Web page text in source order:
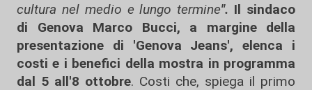
cultura nel medio e lungo termine". Il sindaco
di Genova Marco Bucci, a margine della
presentazione di 'Genova Jeans', elenca i
costi e i benefici della mostra in programma
dal 5 all'8 ottobre. Costi che, spiega il primo